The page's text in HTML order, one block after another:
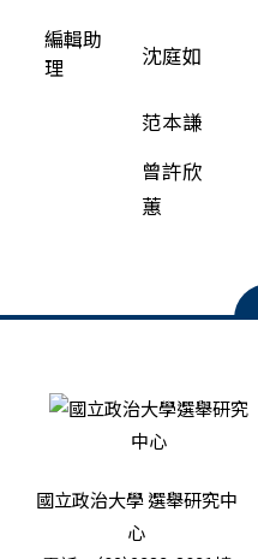
編輯助
理
沈庭如
范本謙
曾許欣
蕙
國立政治大學 選舉研究中
心